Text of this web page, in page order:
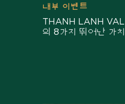
내부 이벤트
THANH LANH
의 8가지 뛰어난 가치